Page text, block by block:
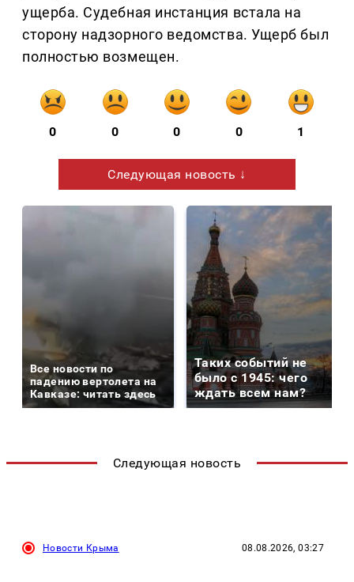
ущерба. Судебная инстанция встала на
сторону надзорного ведомства. Ущерб был
полностью возмещен.
0 0 0 0 1
Следующая новость ↓
Все новости по
падению вертолета на
Кавказе: читать здесь
Таких событий не
было с 1945: чего
ждать всем нам?
Следующая новость
Новости Крыма 08.08.2026, 03:27